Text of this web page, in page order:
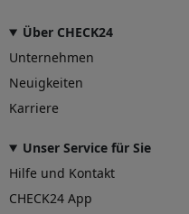
Über CHECK24
Unternehmen
Neuigkeiten
Karriere
Unser Service für Sie
Hilfe und Kontakt
CHECK24 App